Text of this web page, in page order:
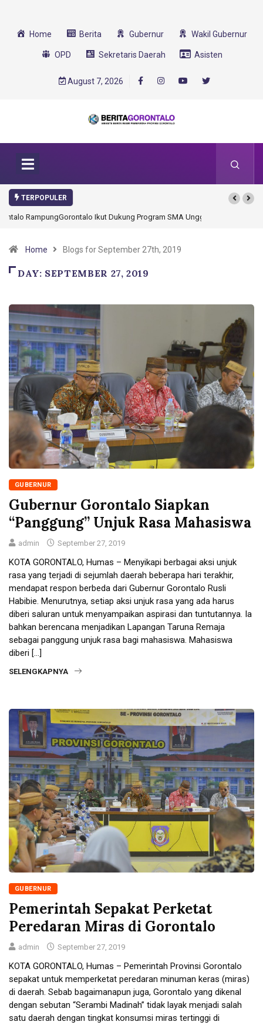
Home Berita Gubernur Wakil Gubernur
OPD Sekretaris Daerah Asisten
August 7, 2026
TERPOPULER
Gorontalo Ikut Dukung Program SMA Unggul Garuda Transformasi 2025
Home Blogs for September 27th, 2019
DAY: SEPTEMBER 27, 2019
GUBERNUR
Gubernur Gorontalo Siapkan
“Panggung” Unjuk Rasa Mahasiswa
admin September 27, 2019
KOTA GORONTALO, Humas – Menyikapi berbagai aksi unjuk
rasa yang terjadi di sejumlah daerah beberapa hari terakhir,
mendapat respon berbeda dari Gubernur Gorontalo Rusli
Habibie. Menurutnya, setiap aksi unjuk rasa yang ada harus
diberi saluran untuk menyampaikan aspirasi dan tuntutannya. Ia
bahkan berencana menjadikan Lapangan Taruna Remaja
sebagai panggung unjuk rasa bagi mahasiswa. Mahasiswa
diberi […]
SELENGKAPNYA
GUBERNUR
Pemerintah Sepakat Perketat
Peredaran Miras di Gorontalo
admin September 27, 2019
KOTA GORONTALO, Humas – Pemerintah Provinsi Gorontalo
sepakat untuk memperketat peredaran minuman keras (miras)
di daerah. Sebab bagaimanapun juga, Gorontalo yang dikenal
dengan sebutan “Serambi Madinah” tidak layak menjadi salah
satu daerah dengan tingkat konsumsi miras tertinggi di